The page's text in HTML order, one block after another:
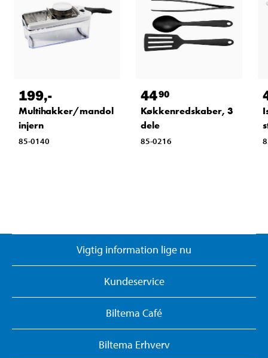
199,-
Multihakker/mandol
injern
85-0140
4490
Køkkenredskaber, 3
dele
85-0216
Vigtig information lige nu
Kundeservice
Biltema Café
Biltema Erhverv